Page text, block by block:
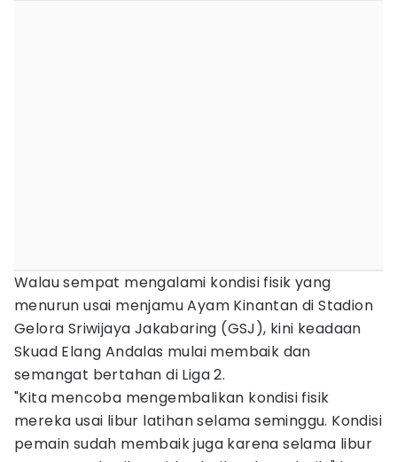
Walau sempat mengalami kondisi fisik yang
menurun usai menjamu Ayam Kinantan di Stadion
Gelora Sriwijaya Jakabaring (GSJ), kini keadaan
Skuad Elang Andalas mulai membaik dan
semangat bertahan di Liga 2.
"Kita mencoba mengembalikan kondisi fisik
mereka usai libur latihan selama seminggu. Kondisi
pemain sudah membaik juga karena selama libur